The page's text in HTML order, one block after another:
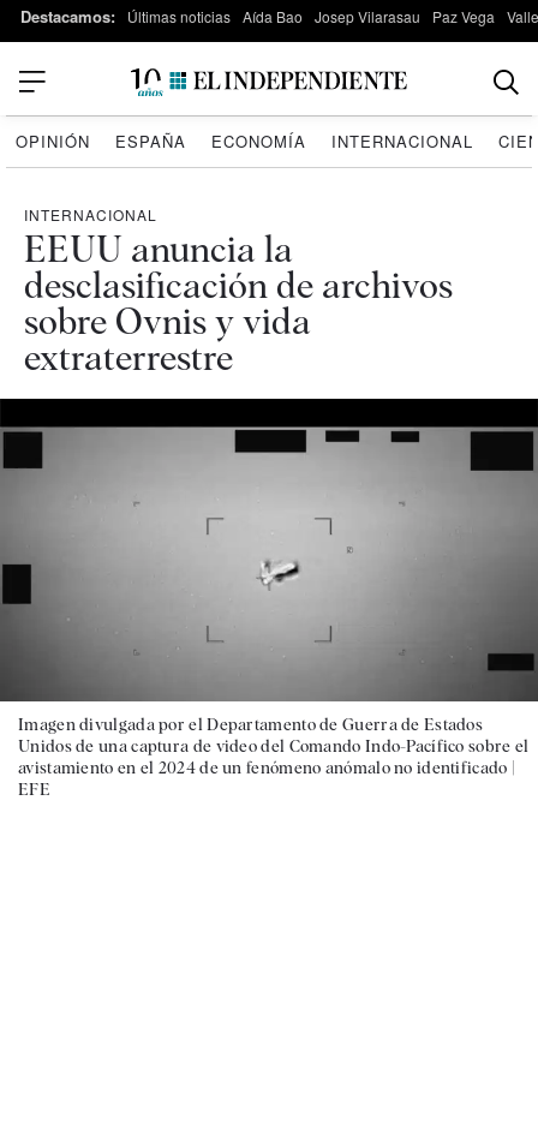
Destacamos: Últimas noticias Aída Bao Josep Vilarasau Paz Vega
OPINIÓN ESPAÑA ECONOMÍA INTERNACIONAL
INTERNACIONAL
EEUU anuncia la
desclasificación de archivos
sobre Ovnis y vida
extraterrestre
Imagen divulgada por el Departamento de Guerra de Estados
Unidos de una captura de video del Comando Indo-Pacífico sobre el
avistamiento en el 2024 de un fenómeno anómalo no identificado |
EFE